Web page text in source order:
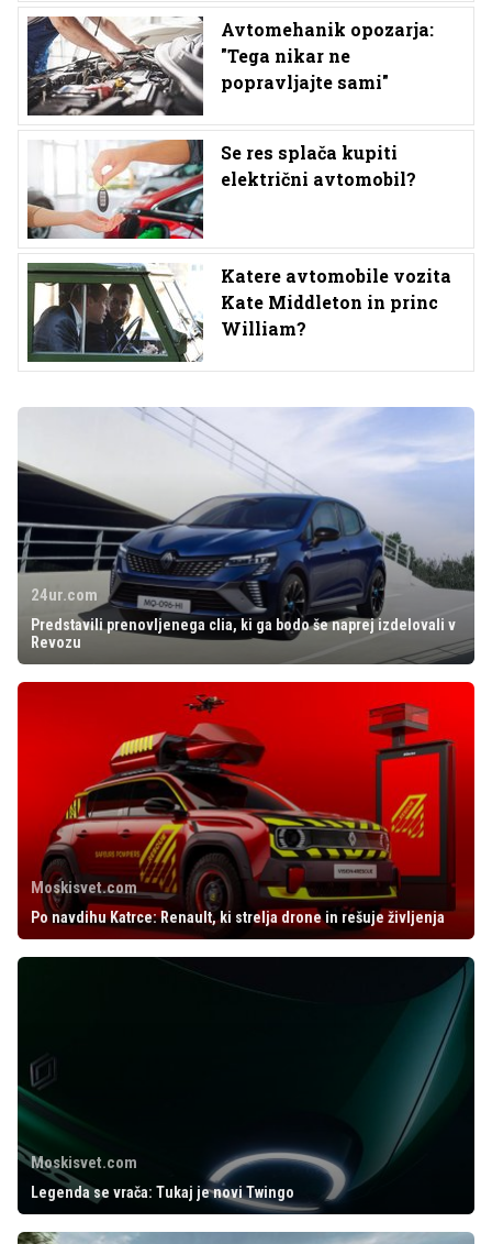
Avtomehanik opozarja:
"Tega nikar ne
popravljajte sami"
Se res splača kupiti
električni avtomobil?
Katere avtomobile vozita
Kate Middleton in princ
William?
24ur.com
Predstavili prenovljenega clia, ki ga bodo še naprej izdelovali v
Revozu
Moskisvet.com
Po navdihu Katrce: Renault, ki strelja drone in rešuje življenja
Moskisvet.com
Legenda se vrača: Tukaj je novi Twingo